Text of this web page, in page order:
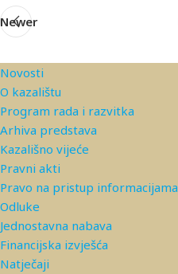
Newer
Novosti
O kazalištu
Program rada i razvitka
Arhiva predstava
Kazališno vijeće
Pravni akti
Pravo na pristup informacijama
Odluke
Jednostavna nabava
Financijska izvješća
Natječaji